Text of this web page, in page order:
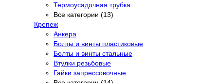
Термоусадочная трубка
Все категории (13)
Крепеж
Анкера
Болты и винты пластиковые
Болты и винты стальные
Втулки резьбовые
Гайки запрессовочные